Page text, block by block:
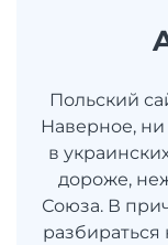
Польский
Наверное, ни
в
дороже,
Союза. В